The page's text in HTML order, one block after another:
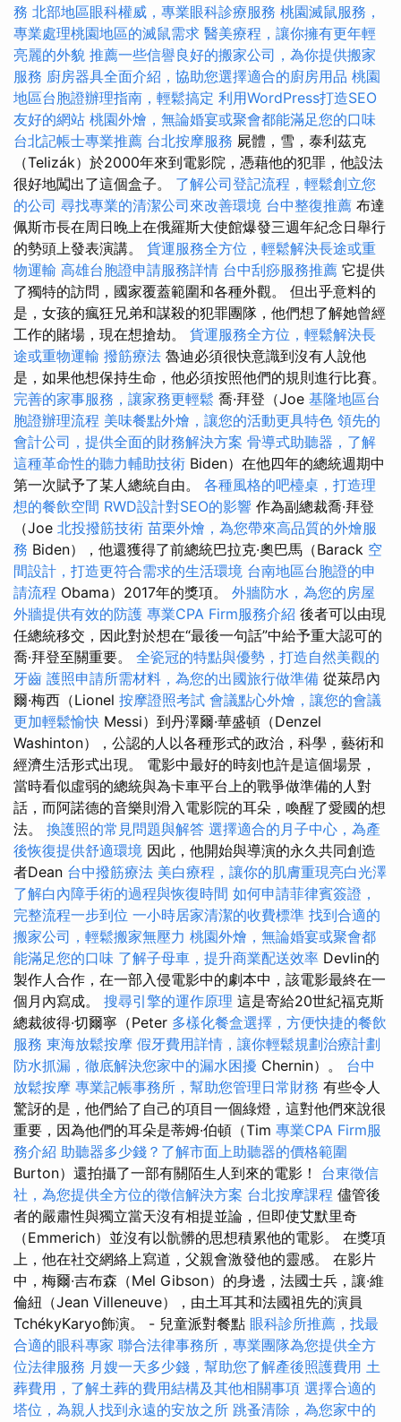
務 北部地區眼科權威，專業眼科診療服務 桃園滅鼠服務，
專業處理桃園地區的滅鼠需求 醫美療程，讓你擁有更年輕
亮麗的外貌 推薦一些信譽良好的搬家公司，為你提供搬家
服務 廚房器具全面介紹，協助您選擇適合的廚房用品 桃園
地區台胞證辦理指南，輕鬆搞定 利用WordPress打造SEO
友好的網站 桃園外燴，無論婚宴或聚會都能滿足您的口味
台北記帳士專業推薦 台北按摩服務 屍體，雪，泰利茲克
（Telizák）於2000年來到電影院，憑藉他的犯罪，他設法
很好地闖出了這個盒子。 了解公司登記流程，輕鬆創立您
的公司 尋找專業的清潔公司來改善環境 台中整復推薦 布達
佩斯市長在周日晚上在俄羅斯大使館爆發三週年紀念日舉行
的勢頭上發表演講。 貨運服務全方位，輕鬆解決長途或重
物運輸 高雄台胞證申請服務詳情 台中刮痧服務推薦 它提供
了獨特的訪問，國家覆蓋範圍和各種外觀。 但出乎意料的
是，女孩的瘋狂兄弟和謀殺的犯罪團隊，他們想了解她曾經
工作的賭場，現在想搶劫。 貨運服務全方位，輕鬆解決長
途或重物運輸 撥筋療法 魯迪必須很快意識到沒有人說他
是，如果他想保持生命，他必須按照他們的規則進行比賽。
完善的家事服務，讓家務更輕鬆 喬·拜登（Joe 基隆地區台
胞證辦理流程 美味餐點外燴，讓您的活動更具特色 領先的
會計公司，提供全面的財務解決方案 骨導式助聽器，了解
這種革命性的聽力輔助技術 Biden）在他四年的總統週期中
第一次賦予了某人總統自由。 各種風格的吧檯桌，打造理
想的餐飲空間 RWD設計對SEO的影響 作為副總裁喬·拜登
（Joe 北投撥筋技術 苗栗外燴，為您帶來高品質的外燴服
務 Biden），他還獲得了前總統巴拉克·奧巴馬（Barack 空
間設計，打造更符合需求的生活環境 台南地區台胞證的申
請流程 Obama）2017年的獎項。 外牆防水，為您的房屋
外牆提供有效的防護 專業CPA Firm服務介紹 後者可以由現
任總統移交，因此對於想在“最後一句話”中給予重大認可的
喬·拜登至關重要。 全瓷冠的特點與優勢，打造自然美觀的
牙齒 護照申請所需材料，為您的出國旅行做準備 從萊昂內
爾·梅西（Lionel 按摩證照考試 會議點心外燴，讓您的會議
更加輕鬆愉快 Messi）到丹澤爾·華盛頓（Denzel
Washinton），公認的人以各種形式的政治，科學，藝術和
經濟生活形式出現。 電影中最好的時刻也許是這個場景，
當時看似虛弱的總統與為卡車平台上的戰爭做準備的人對
話，而阿諾德的音樂則滑入電影院的耳朵，喚醒了愛國的想
法。 換護照的常見問題與解答 選擇適合的月子中心，為產
後恢復提供舒適環境 因此，他開始與導演的永久共同創造
者Dean 台中撥筋療法 美白療程，讓你的肌膚重現亮白光澤
了解白內障手術的過程與恢復時間 如何申請菲律賓簽證，
完整流程一步到位 一小時居家清潔的收費標準 找到合適的
搬家公司，輕鬆搬家無壓力 桃園外燴，無論婚宴或聚會都
能滿足您的口味 了解子母車，提升商業配送效率 Devlin的
製作人合作，在一部入侵電影中的劇本中，該電影最終在一
個月內寫成。 搜尋引擎的運作原理 這是寄給20世紀福克斯
總裁彼得·切爾寧（Peter 多樣化餐盒選擇，方便快捷的餐飲
服務 東海放鬆按摩 假牙費用詳情，讓你輕鬆規劃治療計劃
防水抓漏，徹底解決您家中的漏水困擾 Chernin）。 台中
放鬆按摩 專業記帳事務所，幫助您管理日常財務 有些令人
驚訝的是，他們給了自己的項目一個綠燈，這對他們來說很
重要，因為他們的耳朵是蒂姆·伯頓（Tim 專業CPA Firm服
務介紹 助聽器多少錢？了解市面上助聽器的價格範圍
Burton）還拍攝了一部有關陌生人到來的電影！ 台東徵信
社，為您提供全方位的徵信解決方案 台北按摩課程 儘管後
者的嚴肅性與獨立當天沒有相提並論，但即使艾默里奇
（Emmerich）並沒有以骯髒的思想積累他的電影。 在獎項
上，他在社交網絡上寫道，父親會激發他的靈感。 在影片
中，梅爾·吉布森（Mel Gibson）的身邊，法國士兵，讓·維
倫紐（Jean Villeneuve），由土耳其和法國祖先的演員
TchékyKaryo飾演。 - 兒童派對餐點 眼科診所推薦，找最
合適的眼科專家 聯合法律事務所，專業團隊為您提供全方
位法律服務 月嫂一天多少錢，幫助您了解產後照護費用 土
葬費用，了解土葬的費用結構及其他相關事項 選擇合適的
塔位，為親人找到永遠的安放之所 跳蚤清除，為您家中的